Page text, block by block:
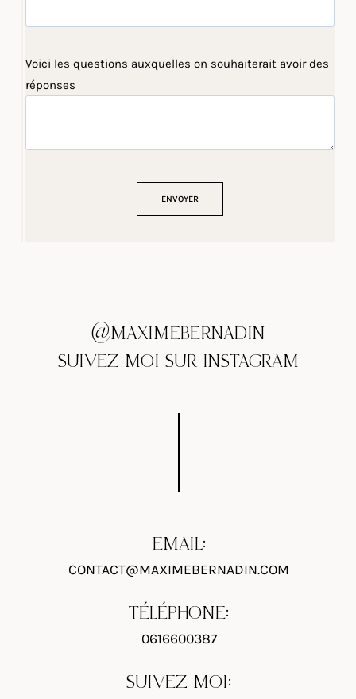
Voici les questions auxquelles on souhaiterait avoir des
réponses
@MAXIMEBERNADIN
SUIVEZ MOI SUR INSTAGRAM
EMAIL:
CONTACT@MAXIMEBERNADIN.COM
TÉLÉPHONE:
0616600387
SUIVEZ MOI: